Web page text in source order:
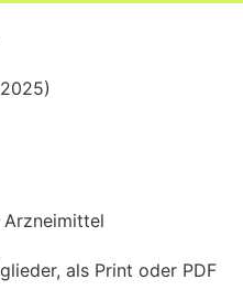
als Print oder PDF